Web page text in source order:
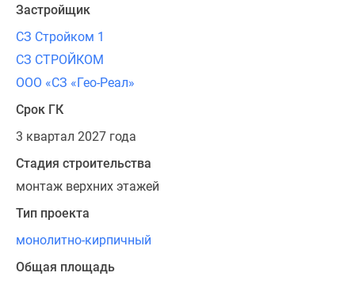
Застройщик
СЗ Стройком 1
СЗ СТРОЙКОМ
ООО «СЗ «Гео-Реал»
Срок ГК
3 квартал 2027 года
Стадия строительства
монтаж верхних этажей
Тип проекта
монолитно-кирпичный
Общая площадь